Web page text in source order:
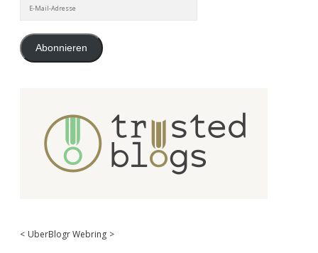
Mail-
Abonnieren
< UberBlogr Webring >